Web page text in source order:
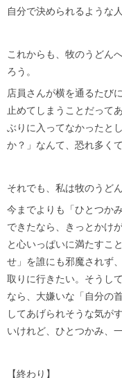
自分で決められるような
これからも、牧のうどん
ろう。
店員さんが横を通るたび
止めてしまうことだって
ぶりに入ってなかったと
か？」なんて、恐れ多く
それでも、私は牧のうど
今までよりも「ひとつか
できたなら、きっとかけ
と心いっぱいに満たすこ
せ」を誰にも邪魔されず
取りに行きたい。そうし
なら、大嫌いな「自分の
してあげられそうな気が
いけれど、ひとつかみ、
【終わり】